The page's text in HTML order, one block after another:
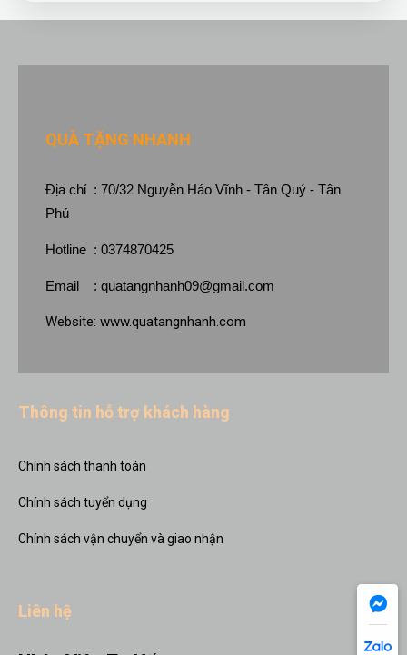
QUÀ TẶNG NHANH
Địa chỉ : 70/32 Nguyễn Háo Vĩnh - Tân Quý - Tân
Phú
Hotline : 0374870425
Email : quatangnhanh09@gmail.com
Website: www.quatangnhanh.com
Thông tin hỗ trợ khách hàng
Chính sách thanh toán
Chính sách tuyển dụng
Chính sách vận chuyển và giao nhận
Liên hệ